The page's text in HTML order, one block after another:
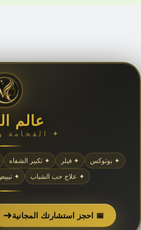
عالم
✦ الفخامة
✦ بوتوكس ✦ فيلر ✦ تكبير الشفاه
✦ علاج حب الشباب
✦
📅 احجز استشارتك المجانية➜